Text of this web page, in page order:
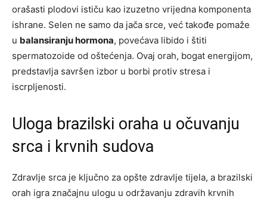
orašasti plodovi ističu kao izuzetno vrijedna komponenta
ishrane. Selen ne samo da jača srce, već takođe pomaže
u balansiranju hormona, povećava libido i štiti
spermatozoide od oštećenja. Ovaj orah, bogat energijom,
predstavlja savršen izbor u borbi protiv stresa i
iscrpljenosti.
Uloga brazilski oraha u očuvanju
srca i krvnih sudova
Zdravlje srca je ključno za opšte zdravlje tijela, a brazilski
orah igra značajnu ulogu u održavanju zdravih krvnih